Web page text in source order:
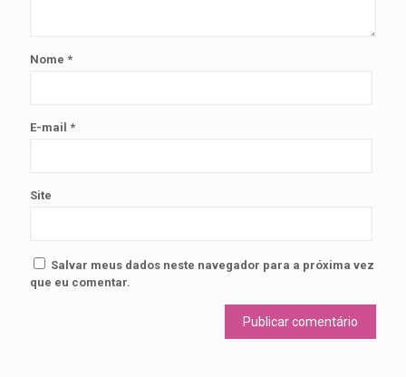
Nome *
E-mail *
Site
Salvar meus dados neste navegador para a próxima vez
que eu comentar.